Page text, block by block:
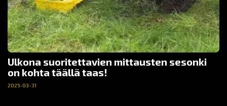
Ulkona suoritettavien mittausten sesonki
on kohta täällä taas!
2025-03-31